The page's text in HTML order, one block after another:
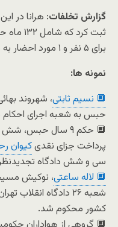
گزارش تخلفات
برای ۵ نفر و ۱ مورد احضار به دادگاه است.
نمونه ها:
🔲 نسیم ثابتی، شهروند
حبس به شعبه اجرای
🔲 حکم ۹ سال
پرداخت جزای نقدیکیوان
سی و شش دادگاه تجدیدنظر
🔲 لاله ساعتی، نوکیش
شعبه ۲۶ دادگاه
کشور محکوم شد.